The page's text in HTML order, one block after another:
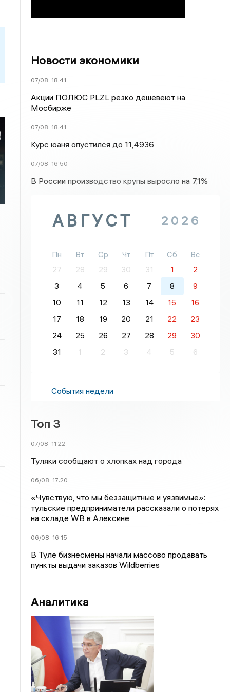
Новости экономики
07/08 18:41
Акции ПОЛЮС PLZL резко дешевеют на
Мосбирже
07/08 18:41
Курс юаня опустился до 11,4936
07/08 16:50
В России производство крупы выросло на 7,1%
АВГУСТ 2026
Пн Вт Ср Чт Пт Сб
Вс
27
28 29 30 31 1
2
3
4 5 6 7 8
9
10
11 12 13 14 15
16
17
18 19 20 21 22
23
24
25 26 27 28 29
30
31
1 2 3 4 5 6
События недели
Топ 3
07/08 11:22
Туляки сообщают о хлопках над города
06/08 17:20
«Чувствую, что мы беззащитные и уязвимые»:
тульские предприниматели рассказали о потерях
на складе WB в Алексине
06/08 16:15
В Туле бизнесмены начали массово продавать
пункты выдачи заказов Wildberries
Аналитика